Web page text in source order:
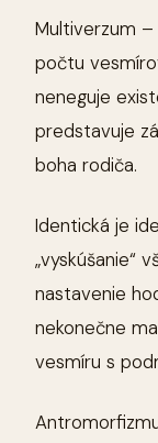
Multiverzum
počtu
neneguje
predstavuje
boha rodiča.
Identická je
„vyskúšanie“
nastavenie
nekonečne
vesmíru s